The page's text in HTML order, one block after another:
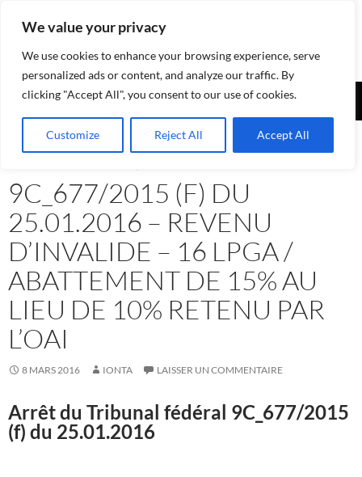
We value your privacy
We use cookies to enhance your browsing experience, serve
personalized ads or content, and analyze our traffic. By
clicking "Accept All", you consent to our use of cookies.
Customize Reject All Accept All
Assurances-sociales.info
Recherche
9C_677/2015 (F) DU
25.01.2016 – REVENU
D’INVALIDE – 16 LPGA /
ABATTEMENT DE 15% AU
LIEU DE 10% RETENU PAR
L’OAI
8 MARS 2016 IONTA LAISSER UN COMMENTAIRE
Arrêt du Tribunal fédéral 9C_677/2015
(f) du 25.01.2016